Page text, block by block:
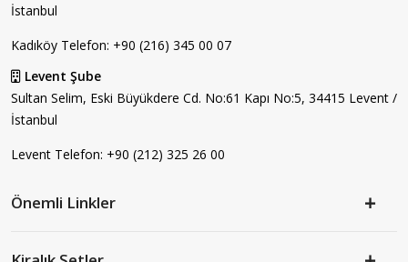
İstanbul
Kadıköy Telefon: +90 (216) 345 00 07
Levent Şube
Sultan Selim, Eski Büyükdere Cd. No:61 Kapı No:5, 34415 Levent /
İstanbul
Levent Telefon: +90 (212) 325 26 00
Önemli Linkler